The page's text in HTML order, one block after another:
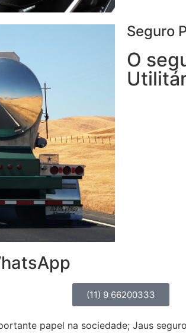
Seguro
O
(11) 9 66200333
papel na sociedade; Jaus